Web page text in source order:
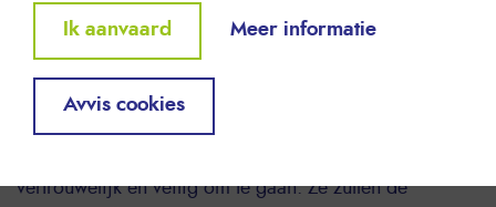
Ik aanvaard
Withdraw
Meer informatie
Avvis cookies
is toegestaan door de wet of wanneer het door de
Derden aan wie LYRECO NEDERLAND BV informatie
openbaar maakt zijn wettelijk en contractueel verplicht
vertrouwelijk en veilig om te gaan. Ze zullen de